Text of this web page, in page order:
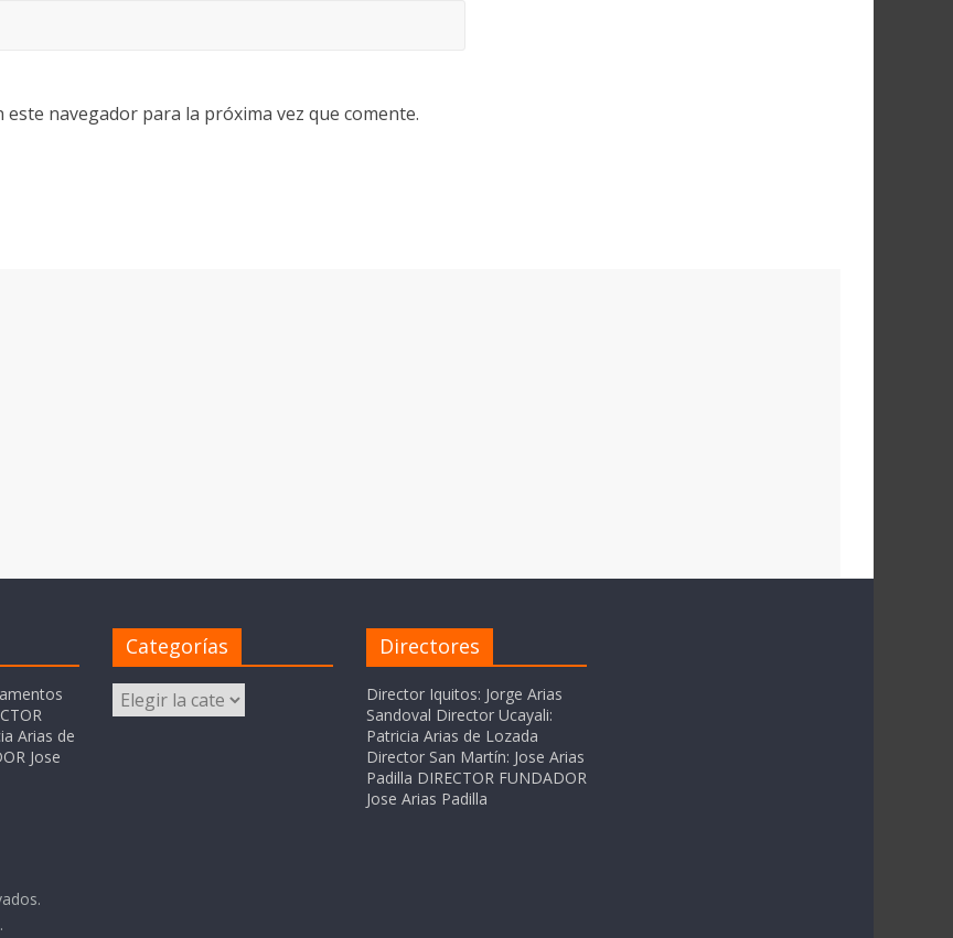
navegador para la próxima vez que comente.
Arias de
Jose
Categorías
Categorías
Directores
Director Iquitos: Jorge Arias
Sandoval Director Ucayali:
Patricia Arias de Lozada
Director San Martín: Jose Arias
Padilla DIRECTOR FUNDADOR
Jose Arias Padilla
.